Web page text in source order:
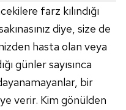
sizlere yönelik
amaçlarıyla
kullanılacaktır.
yer alan panel
ilişkin detaylı bilgi
Çerez Bilgilendirme
farz kılındığı
diye, size de
hasta olan veya
günler sayısınca
bir
verir. Kim gönülden